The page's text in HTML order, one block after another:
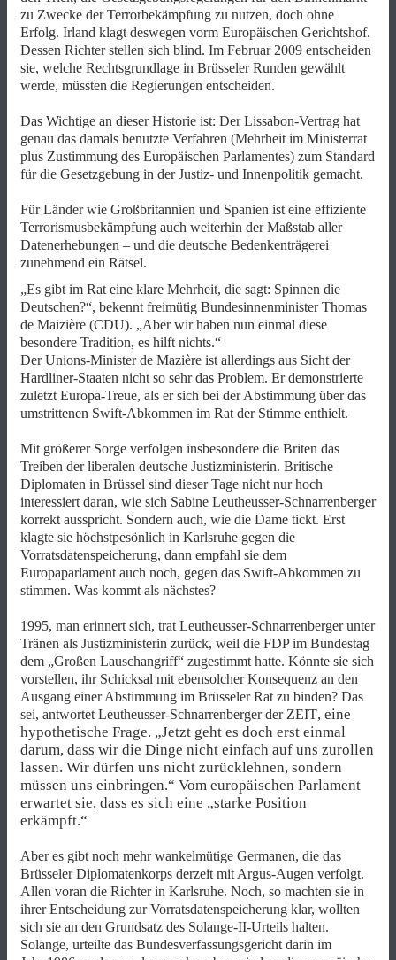
zu Zwecke der Terrorbekämpfung zu nutzen, doch ohne
Erfolg. Irland klagt deswegen vorm Europäischen Gerichtshof.
Dessen Richter stellen sich blind. Im Februar 2009 entscheiden
sie, welche Rechtsgrundlage in Brüsseler Runden gewählt
werde, müssten die Regierungen entscheiden.
Das Wichtige an dieser Historie ist: Der Lissabon-Vertrag hat
genau das damals benutzte Verfahren (Mehrheit im Ministerrat
plus Zustimmung des Europäischen Parlamentes) zum Standard
für die Gesetzgebung in der Justiz- und Innenpolitik gemacht.
Für Länder wie Großbritannien und Spanien ist eine effiziente
Terrorismusbekämpfung auch weiterhin der Maßstab aller
Datenerhebungen – und die deutsche Bedenkenträgerei
zunehmend ein Rätsel.
„Es gibt im Rat eine klare Mehrheit, die sagt: Spinnen die
Deutschen?“, bekennt freimütig Bundesinnenminister Thomas
de Maizière (CDU). „Aber wir haben nun einmal diese
besondere Tradition, es hilft nichts.“
Der Unions-Minister de Mazière ist allerdings aus Sicht der
Hardliner-Staaten nicht so sehr das Problem. Er demonstrierte
zuletzt Europa-Treue, als er sich bei der Abstimmung über das
umstrittenen Swift-Abkommen im Rat der Stimme enthielt.
Mit größerer Sorge verfolgen insbesondere die Briten das
Treiben der liberalen deutsche Justizministerin. Britische
Diplomaten in Brüssel sind dieser Tage nicht nur hoch
interessiert daran, wie sich Sabine Leutheusser-Schnarrenberger
korrekt ausspricht. Sondern auch, wie die Dame tickt. Erst
klagte sie höchstpesönlich in Karlsruhe gegen die
Vorratsdatenspeicherung, dann empfahl sie dem
Europaparlament auch noch, gegen das Swift-Abkommen zu
stimmen. Was kommt als nächstes?
1995, man erinnert sich, trat Leutheusser-Schnarrenberger unter
Tränen als Justizministerin zurück, weil die FDP im Bundestag
dem „Großen Lauschangriff“ zugestimmt hatte. Könnte sie sich
vorstellen, ihr Schicksal mit ebensolcher Konsequenz an den
Ausgang einer Abstimmung im Brüsseler Rat zu binden? Das
sei, antwortet Leutheusser-Schnarrenberger der ZEIT, eine
hypothetische Frage. „Jetzt geht es doch erst einmal
darum, dass wir die Dinge nicht einfach auf uns zurollen
lassen. Wir dürfen uns nicht zurücklehnen, sondern
müssen uns einbringen.“ Vom europäischen Parlament
erwartet sie, dass es sich eine „starke Position
erkämpft.“
Aber es gibt noch mehr wankelmütige Germanen, die das
Brüsseler Diplomatenkorps derzeit mit Argus-Augen verfolgt.
Allen voran die Richter in Karlsruhe. Noch, so machten sie in
ihrer Entscheidung zur Vorratsdatenspeicherung klar, wollten
sich sie an den Grundsatz des Solange-II-Urteils halten.
Solange, urteilte das Bundesverfassungsgericht darin im